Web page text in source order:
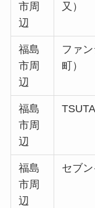
市周
辺
又）
福島
市周
辺
ファ
町）
福島
市周
辺
福島
市周
辺
セブ